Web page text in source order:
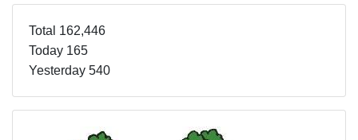
Total 162,446
Today 165
Yesterday 540